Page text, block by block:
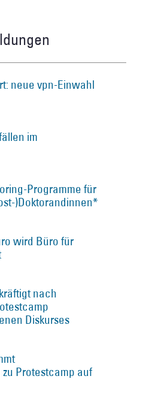
neue vpn-Einwahl
im
Programme für
)Doktorandinnen*
wird Büro für
nach
Diskurses
Protestcamp auf